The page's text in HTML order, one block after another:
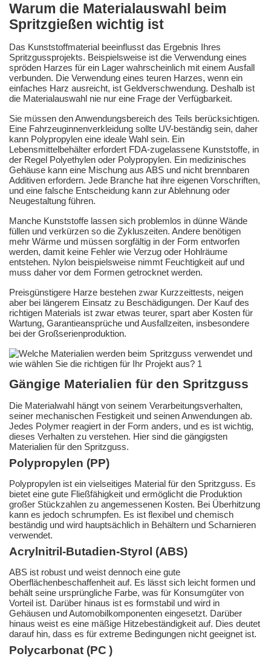
Warum die Materialauswahl beim
Spritzgießen wichtig ist
Das Kunststoffmaterial beeinflusst das Ergebnis Ihres
Spritzgussprojekts. Beispielsweise ist die Verwendung eines
spröden Harzes für ein Lager wahrscheinlich mit einem Ausfall
verbunden. Die Verwendung eines teuren Harzes, wenn ein
einfaches Harz ausreicht, ist Geldverschwendung. Deshalb ist
die Materialauswahl nie nur eine Frage der Verfügbarkeit.
Sie müssen den Anwendungsbereich des Teils berücksichtigen.
Eine Fahrzeuginnenverkleidung sollte UV-beständig sein, daher
kann Polypropylen eine ideale Wahl sein. Ein
Lebensmittelbehälter erfordert FDA-zugelassene Kunststoffe, in
der Regel Polyethylen oder Polypropylen. Ein medizinisches
Gehäuse kann eine Mischung aus ABS und nicht brennbaren
Additiven erfordern. Jede Branche hat ihre eigenen Vorschriften,
und eine falsche Entscheidung kann zur Ablehnung oder
Neugestaltung führen.
Manche Kunststoffe lassen sich problemlos in dünne Wände
füllen und verkürzen so die Zykluszeiten. Andere benötigen
mehr Wärme und müssen sorgfältig in der Form entworfen
werden, damit keine Fehler wie Verzug oder Hohlräume
entstehen. Nylon beispielsweise nimmt Feuchtigkeit auf und
muss daher vor dem Formen getrocknet werden.
Preisgünstigere Harze bestehen zwar Kurzzeittests, neigen
aber bei längerem Einsatz zu Beschädigungen. Der Kauf des
richtigen Materials ist zwar etwas teurer, spart aber Kosten für
Wartung, Garantieansprüche und Ausfallzeiten, insbesondere
bei der Großserienproduktion.
Gängige Materialien für den Spritzguss
Die Materialwahl hängt von seinem Verarbeitungsverhalten,
seiner mechanischen Festigkeit und seinen Anwendungen ab.
Jedes Polymer reagiert in der Form anders, und es ist wichtig,
dieses Verhalten zu verstehen. Hier sind die gängigsten
Materialien für den Spritzguss.
Polypropylen (PP)
Polypropylen ist ein vielseitiges Material für den Spritzguss. Es
bietet eine gute Fließfähigkeit und ermöglicht die Produktion
großer Stückzahlen zu angemessenen Kosten. Bei Überhitzung
kann es jedoch schrumpfen. Es ist flexibel und chemisch
beständig und wird hauptsächlich in Behältern und Scharnieren
verwendet.
Acrylnitril-Butadien-Styrol (ABS)
ABS ist robust und weist dennoch eine gute
Oberflächenbeschaffenheit auf. Es lässt sich leicht formen und
behält seine ursprüngliche Farbe, was für Konsumgüter von
Vorteil ist. Darüber hinaus ist es formstabil und wird in
Gehäusen und Automobilkomponenten eingesetzt. Darüber
hinaus weist es eine mäßige Hitzebeständigkeit auf. Dies deutet
darauf hin, dass es für extreme Bedingungen nicht geeignet ist.
Polycarbonat (PC )